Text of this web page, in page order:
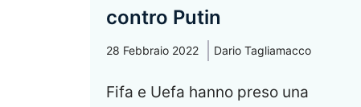
contro Putin
28 Febbraio 2022 Dario Tagliamacco
Fifa e Uefa hanno preso una